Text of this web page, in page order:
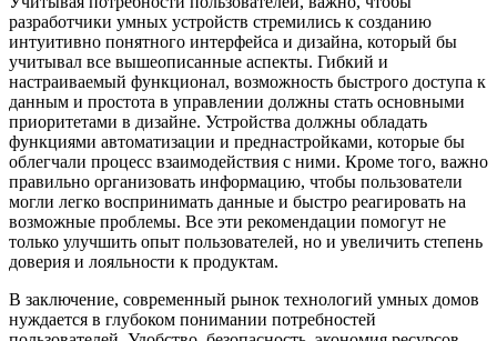
разработчики умных устройств стремились к созданию
интуитивно понятного интерфейса и дизайна, который бы
учитывал все вышеописанные аспекты. Гибкий и
настраиваемый функционал, возможность быстрого доступа к
данным и простота в управлении должны стать основными
приоритетами в дизайне. Устройства должны обладать
функциями автоматизации и преднастройками, которые бы
облегчали процесс взаимодействия с ними. Кроме того, важно
правильно организовать информацию, чтобы пользователи
могли легко воспринимать данные и быстро реагировать на
возможные проблемы. Все эти рекомендации помогут не
только улучшить опыт пользователей, но и увеличить степень
доверия и лояльности к продуктам.
В заключение, современный рынок технологий умных домов
нуждается в глубоком понимании потребностей